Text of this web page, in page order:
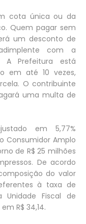
cota única ou da
Quem pagar sem
um desconto de
com a
A Prefeitura está
em até 10 vezes,
O contribuinte
uma multa de
em 5,77%
Consumidor Amplo
de R$ 25 milhões
De acordo
do valor
à taxa de
Unidade Fiscal de
R$ 34,14.